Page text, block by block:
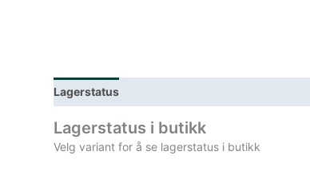
Lagerstatus
Lagerstatus i butikk
Velg variant for å se lagerstatus i butikk